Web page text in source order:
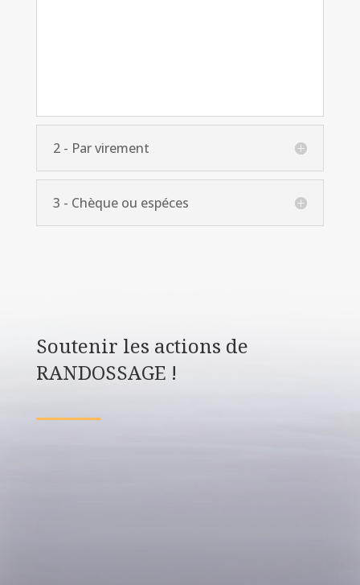
2 - Par virement
3 - Chèque ou espéces
Soutenir les actions de
RANDOSSAGE !